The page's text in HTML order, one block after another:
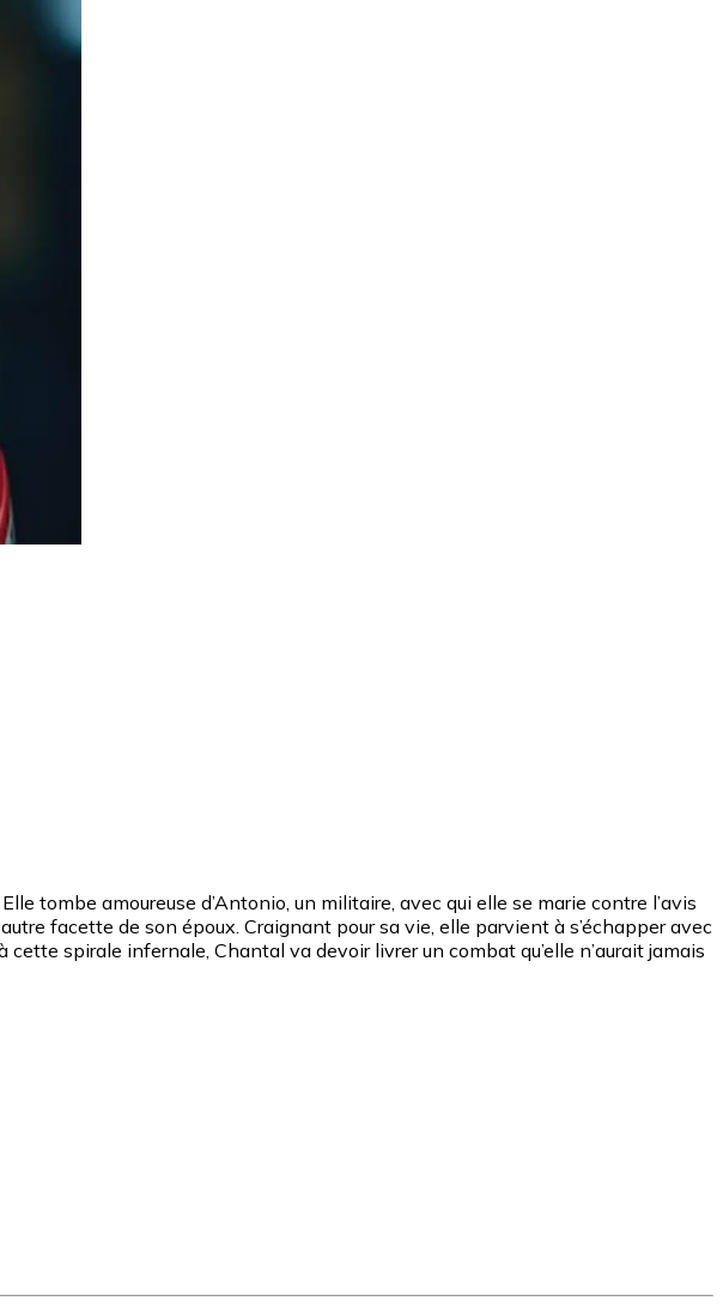
tombe amoureuse d’Antonio, un militaire, avec qui elle se marie contre l’avis
facette de son époux. Craignant pour sa vie, elle parvient à s’échapper avec
spirale infernale, Chantal va devoir livrer un combat qu’elle n’aurait jamais